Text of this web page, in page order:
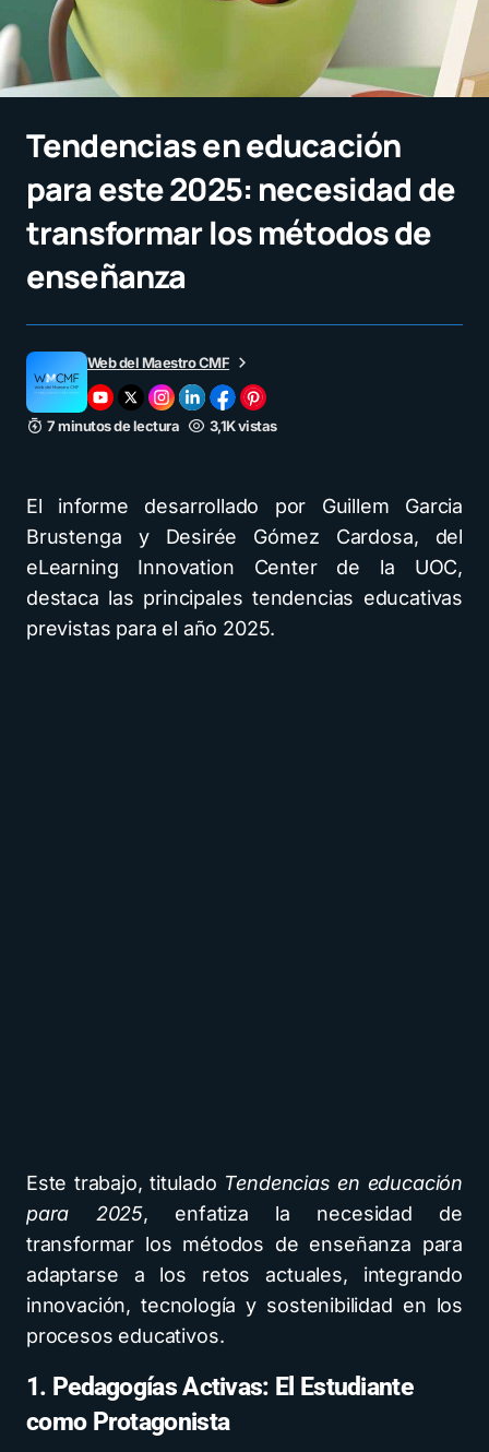
Tendencias en educación
para este 2025: necesidad de
transformar los métodos de
enseñanza
Web del Maestro CMF
7 minutos de lectura 3,1K vistas
El informe desarrollado por Guillem Garcia
Brustenga y Desirée Gómez Cardosa, del
eLearning Innovation Center de la UOC,
destaca las principales tendencias educativas
previstas para el año 2025.
Este trabajo, titulado Tendencias en educación
para 2025, enfatiza la necesidad de
transformar los métodos de enseñanza para
adaptarse a los retos actuales, integrando
innovación, tecnología y sostenibilidad en los
procesos educativos.
1. Pedagogías Activas: El Estudiante
como Protagonista